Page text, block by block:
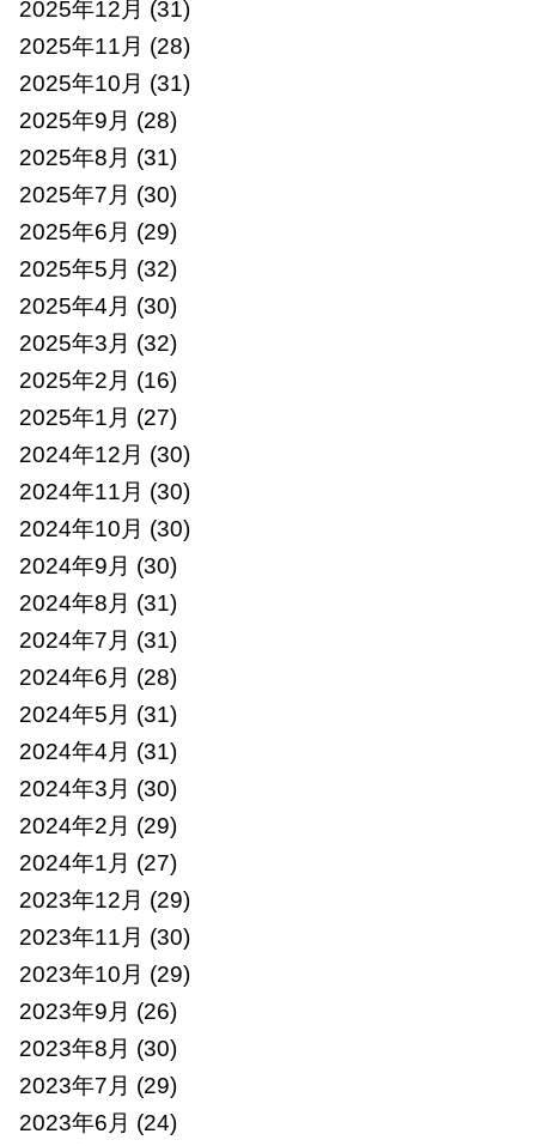
2025年12月 (31)
2025年11月 (28)
2025年10月 (31)
2025年9月 (28)
2025年8月 (31)
2025年7月 (30)
2025年6月 (29)
2025年5月 (32)
2025年4月 (30)
2025年3月 (32)
2025年2月 (16)
2025年1月 (27)
2024年12月 (30)
2024年11月 (30)
2024年10月 (30)
2024年9月 (30)
2024年8月 (31)
2024年7月 (31)
2024年6月 (28)
2024年5月 (31)
2024年4月 (31)
2024年3月 (30)
2024年2月 (29)
2024年1月 (27)
2023年12月 (29)
2023年11月 (30)
2023年10月 (29)
2023年9月 (26)
2023年8月 (30)
2023年7月 (29)
2023年6月 (24)